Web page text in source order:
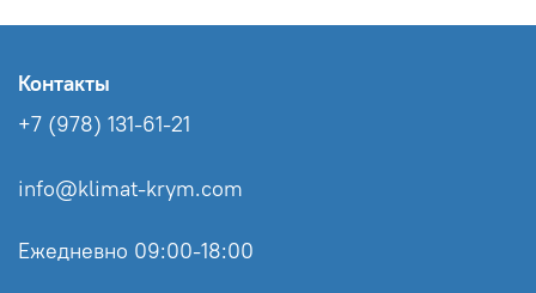
Контакты
+7 (978) 131-61-21
info@klimat-krym.com
Ежедневно 09:00-18:00